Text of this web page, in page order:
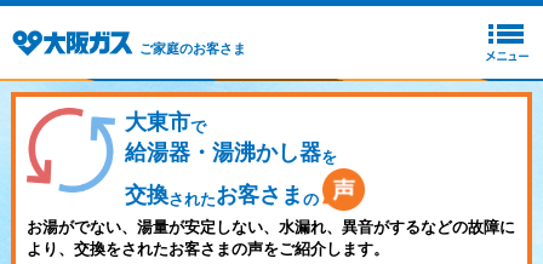
ご家庭のお客さま
大東市で
給湯器・湯沸かし器を
交換されたお客さま の
お湯がでない、湯量が安定しない、水漏れ、異音がするなどの故障に
より、交換をされたお客さまの声をご紹介します。